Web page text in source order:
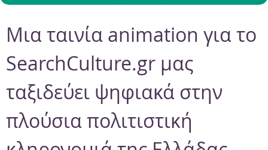
Μια ταινία animation για το
SearchCulture.gr μας
ταξιδεύει ψηφιακά στην
πλούσια πολιτιστική